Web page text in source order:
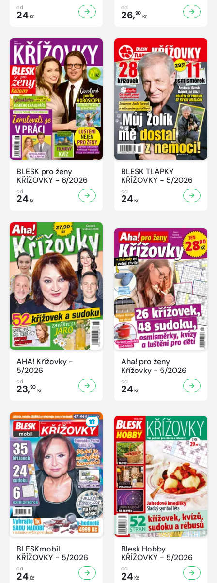
od
24Kč
od
26,90
Kč
BLESK pro ženy
KŘÍŽOVKY - 6/2026
od
24Kč
BLESK TLAPKY
KŘÍŽOVKY - 5/2026
od
24Kč
AHA! Křížovky -
5/2026
od
23,90
Kč
Aha! pro ženy
Křížovky - 5/2026
od
24Kč
BLESKmobil
KŘÍŽOVKY - 5/2026
od
24Kč
Blesk Hobby
KŘÍŽOVKY - 5/2026
od
24Kč